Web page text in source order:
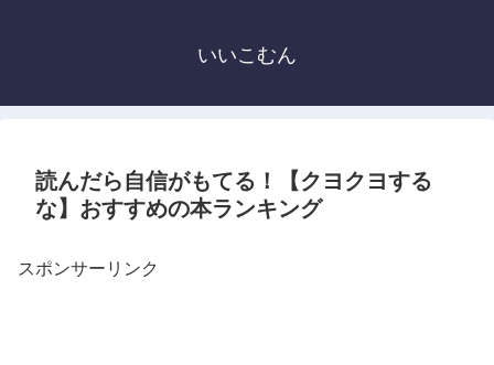
いいこむん
読んだら自信がもてる！【クヨクヨする
な】おすすめの本ランキング
スポンサーリンク